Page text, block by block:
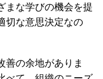
まな学びの機会を提
切な意思決定なの
善の余地がありま